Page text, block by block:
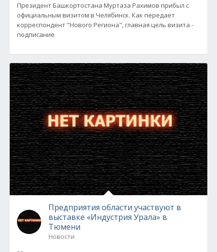
Президент Башкортостана Муртаза Рахимов прибыл с
официальным визитом в Челябинск. Как передает
корреспондент "Нового Региона", главная цель визита -
подписание
Предприятия области участвуют в
выставке «Индустрия Урала» в
Тюмени
Новости